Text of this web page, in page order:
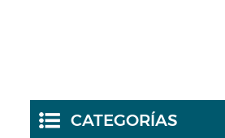
CATEGORÍAS